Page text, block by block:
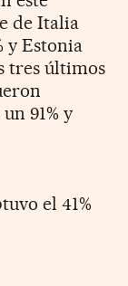
de Italia
y Estonia
tres últimos
91% y
el 41%